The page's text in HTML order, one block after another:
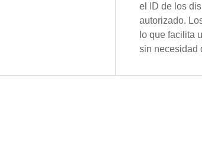
el ID de los
autorizado.
lo que facilita
sin necesidad